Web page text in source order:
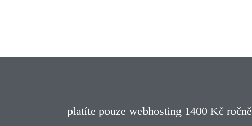
platíte pouze webhosting 1400 Kč ročně